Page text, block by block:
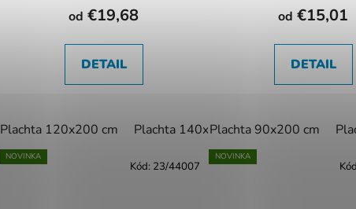
od €19,68
DETAIL
Plachta 120x200 cm Plachta 140x200 cm Plachta
od €15,01
DETAIL
Plachta 90x200 cm
NOVINKA
Kód: 23/44007
NOVINKA